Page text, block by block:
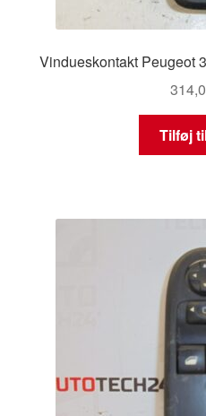
Vindueskontakt Peugeot
Tilføj